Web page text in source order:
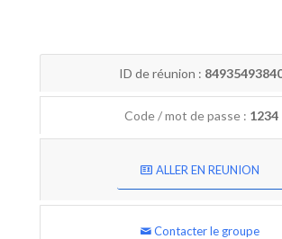
ID de réunion :
Code / mot de passe : 1234
ALLER EN REUNION
Contacter le groupe